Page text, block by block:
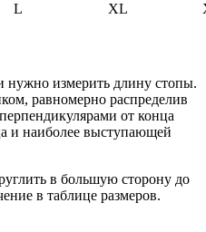
L XL
нужно измерить длину стопы.
равномерно распределив
от конца
и наиболее выступающей
в большую сторону до
в таблице размеров.